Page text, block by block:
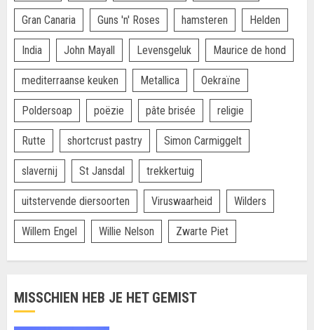
Gran Canaria Guns 'n' Roses hamsteren Helden
India John Mayall Levensgeluk Maurice de hond
mediterraanse keuken Metallica Oekraïne
Poldersoap poëzie pâte brisée religie
Rutte shortcrust pastry Simon Carmiggelt
slavernij St Jansdal trekkertuig
uitstervende diersoorten Viruswaarheid Wilders
Willem Engel Willie Nelson Zwarte Piet
MISSCHIEN HEB JE HET GEMIST